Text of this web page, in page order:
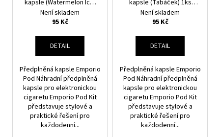
kapsle (Watermelon Ice)
1ks 20mg
Není skladem
95 Kč
DETAIL
Předplněná kapsle Emporio
Pod Náhradní předplněná
kapsle pro elektronickou
cigaretu Emporio Pod Kit
představuje stylové a
praktické řešení pro
každodenní...
kapsle (Tabáček) 1ks
20mg
Není skladem
95 Kč
DETAIL
Předplněná kapsle Emporio
Pod Náhradní předplněná
kapsle pro elektronickou
cigaretu Emporio Pod Kit
představuje stylové a
praktické řešení pro
každodenní...